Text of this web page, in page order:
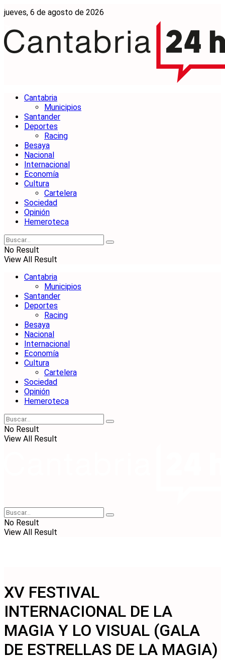
jueves, 6 de agosto de 2026
Cantabria
Municipios
Santander
Deportes
Racing
Besaya
Nacional
Internacional
Economía
Cultura
Cartelera
Sociedad
Opinión
Hemeroteca
No Result
View All Result
Cantabria
Municipios
Santander
Deportes
Racing
Besaya
Nacional
Internacional
Economía
Cultura
Cartelera
Sociedad
Opinión
Hemeroteca
No Result
View All Result
No Result
View All Result
XV FESTIVAL
INTERNACIONAL DE LA
MAGIA Y LO VISUAL (GALA
DE ESTRELLAS DE LA MAGIA)